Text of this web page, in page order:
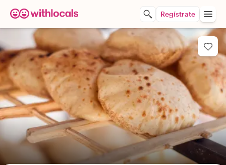
Regístrate